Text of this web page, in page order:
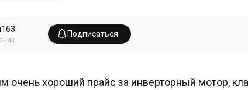
Подписаться
очень хороший прайс за инверторный мотор,